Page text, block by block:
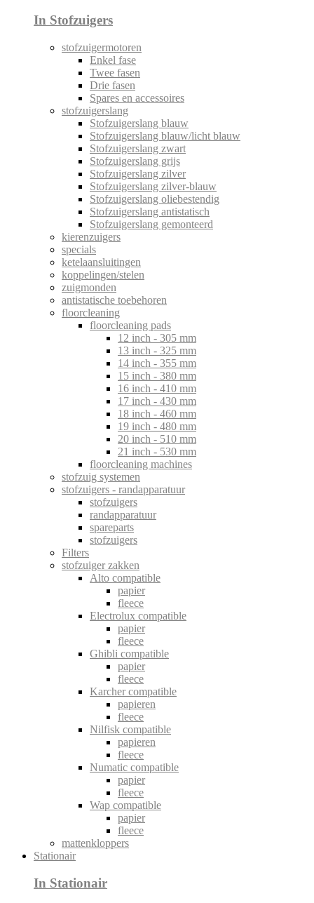
In Stofzuigers
stofzuigermotoren
Enkel fase
Twee fasen
Drie fasen
Spares en accessoires
stofzuigerslang
Stofzuigerslang blauw
Stofzuigerslang blauw/licht blauw
Stofzuigerslang zwart
Stofzuigerslang grijs
Stofzuigerslang zilver
Stofzuigerslang zilver-blauw
Stofzuigerslang oliebestendig
Stofzuigerslang antistatisch
Stofzuigerslang gemonteerd
kierenzuigers
specials
ketelaansluitingen
koppelingen/stelen
zuigmonden
antistatische toebehoren
floorcleaning
floorcleaning pads
12 inch - 305 mm
13 inch - 325 mm
14 inch - 355 mm
15 inch - 380 mm
16 inch - 410 mm
17 inch - 430 mm
18 inch - 460 mm
19 inch - 480 mm
20 inch - 510 mm
21 inch - 530 mm
floorcleaning machines
stofzuig systemen
stofzuigers - randapparatuur
stofzuigers
randapparatuur
spareparts
stofzuigers
Filters
stofzuiger zakken
Alto compatible
papier
fleece
Electrolux compatible
papier
fleece
Ghibli compatible
papier
fleece
Karcher compatible
papieren
fleece
Nilfisk compatible
papieren
fleece
Numatic compatible
papier
fleece
Wap compatible
papier
fleece
mattenkloppers
Stationair
In Stationair